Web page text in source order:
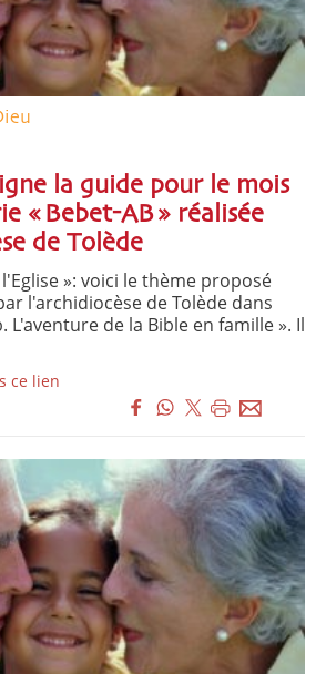
la guide pour le mois
« Bebet-AB » réalisée
de Tolède
»: voici le thème proposé
l'archidiocèse de Tolède dans
L'aventure de la Bible en famille ». Il
ce lien